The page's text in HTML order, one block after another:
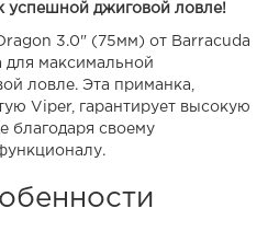
успешной джиговой ловле!
3.0" (75мм) от Barracuda
для максимальной
ловле. Эта приманка,
Viper, гарантирует высокую
благодаря своему